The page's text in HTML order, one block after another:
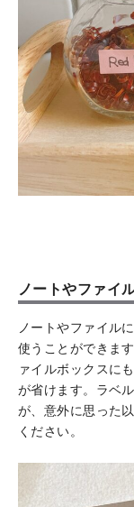
ノートやファイ
ノートやファイル
使うことができま
ァイルボックスに
が省けます。ラベ
が、意外に思った
ください。